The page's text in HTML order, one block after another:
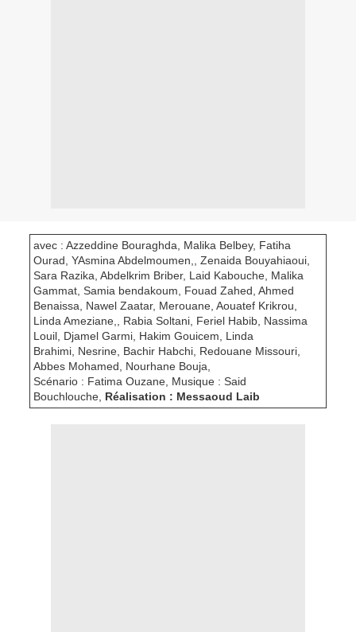
avec : Azzeddine Bouraghda, Malika Belbey, Fatiha
Ourad, YAsmina Abdelmoumen,, Zenaida Bouyahiaoui,
Sara Razika, Abdelkrim Briber, Laid Kabouche, Malika
Gammat, Samia bendakoum, Fouad Zahed, Ahmed
Benaissa, Nawel Zaatar, Merouane, Aouatef Krikrou,
Linda Ameziane,, Rabia Soltani, Feriel Habib, Nassima
Louil, Djamel Garmi, Hakim Gouicem, Linda
Brahimi, Nesrine, Bachir Habchi, Redouane Missouri,
Abbes Mohamed, Nourhane Bouja,
Scénario : Fatima Ouzane, Musique : Said
Bouchlouche, Réalisation : Messaoud Laib